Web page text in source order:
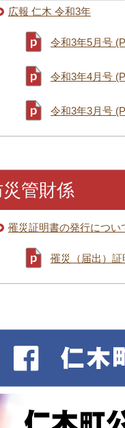
広報 仁木 令和3年
令和3年5月号
令和3年4月号
令和3年3月号
災管財係
罹災証明書の発行につい
罹災（届出）